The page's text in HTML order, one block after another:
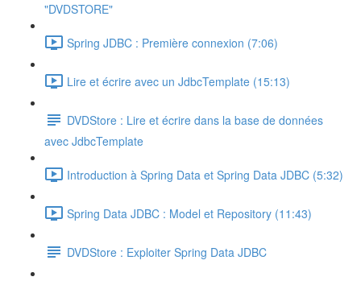
"DVDSTORE"
Spring JDBC : Première connexion (7:06)
Lire et écrire avec un JdbcTemplate (15:13)
DVDStore : Lire et écrire dans la base de données
avec JdbcTemplate
Introduction à Spring Data et Spring Data JDBC (5:32)
Spring Data JDBC : Model et Repository (11:43)
DVDStore : Exploiter Spring Data JDBC